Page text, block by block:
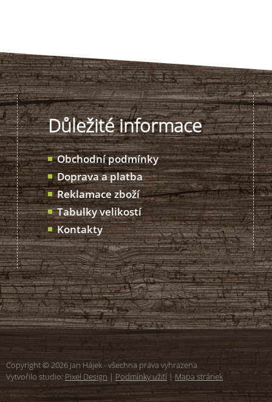
Důležité informace
Obchodní podmínky
Doprava a platba
Reklamace zboží
Tabulky velikostí
Kontakty
Copyright © 2026 Jan Hájek - všechna práva vyhrazena
Vytvořilo studio: Pixel Design | Podmínky užití | Mapa stránek